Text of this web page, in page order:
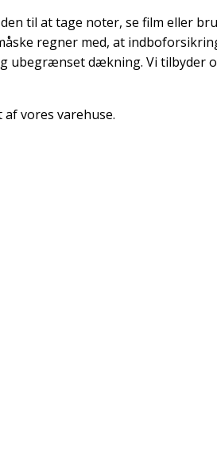
til at tage noter, se film eller
regner med, at
dækning. Vi tilbyder
vores varehuse.